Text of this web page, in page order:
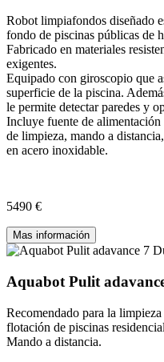
Robot limpiafondos diseñado
fondo de piscinas públicas de
Fabricado en materiales
exigentes.
Equipado con giroscopio que
superficie de la piscina.
le permite detectar paredes y
Incluye fuente de
de limpieza, mando a
en acero inoxidable.
5490 €
Mas información
Aquabot Pulit
Recomendado para la
flotación de piscinas
Mando a distancia.